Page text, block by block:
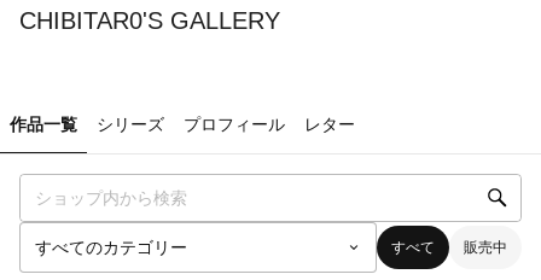
CHIBITAR0'S GALLERY
作品一覧 シリーズ プロフィール レター
すべて 販売中